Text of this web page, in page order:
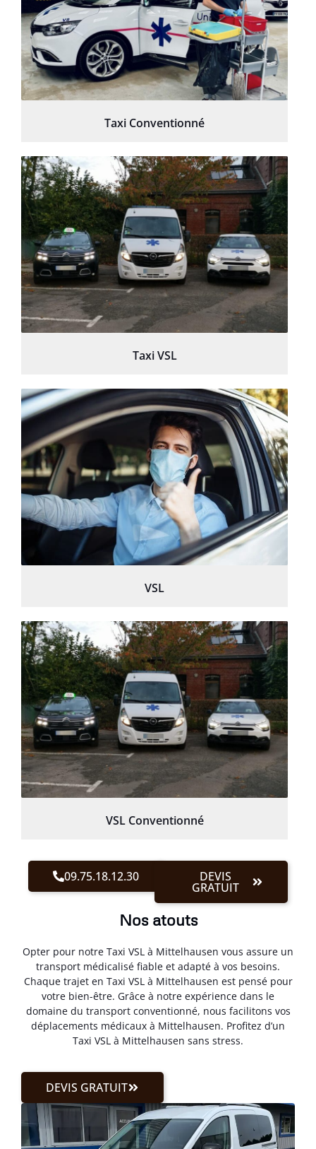
Taxi Conventionné
Taxi VSL
VSL
VSL Conventionné
09.75.18.12.30 DEVIS
GRATUIT
Nos atouts
Opter pour notre Taxi VSL à Mittelhausen vous assure un
transport médicalisé fiable et adapté à vos besoins.
Chaque trajet en Taxi VSL à Mittelhausen est pensé pour
votre bien-être. Grâce à notre expérience dans le
domaine du transport conventionné, nous facilitons vos
déplacements médicaux à Mittelhausen. Profitez d’un
Taxi VSL à Mittelhausen sans stress.
DEVIS GRATUIT